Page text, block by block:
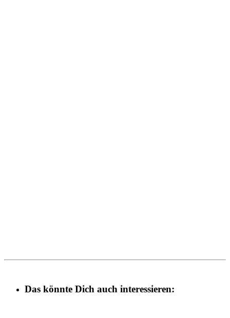
Das könnte Dich auch interessieren: